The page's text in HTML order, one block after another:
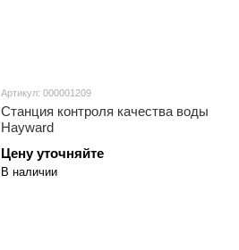
Артикул: 000001209
Станция контроля качества воды
Hayward
Цену уточняйте
В наличии